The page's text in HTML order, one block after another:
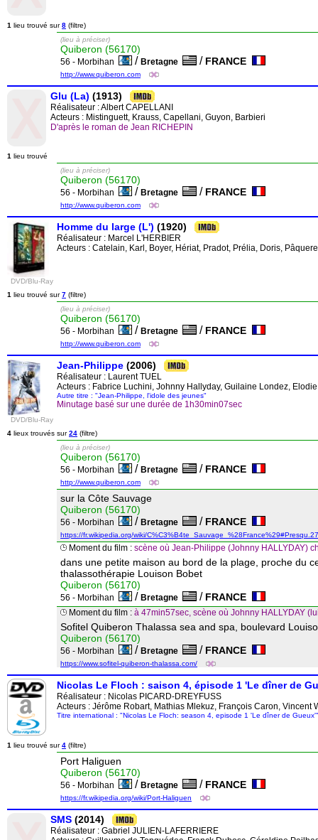
1 lieu trouvé sur8 (filtre)
(lieu à préciser)
Quiberon (56170)
56 - Morbihan / Bretagne / FRANCE
http://www.quiberon.com
Glu (La) (1913)
Réalisateur :Albert CAPELLANI
Acteurs : Mistinguett, Krauss, Capellani, Guyon, Barbieri
D'après le roman de Jean RICHEPIN
1 lieu trouvé
(lieu à préciser)
Quiberon (56170)
56 - Morbihan / Bretagne / FRANCE
http://www.quiberon.com
DVD/Blu-Ray
Homme du large (L') (1920)
Réalisateur : Marcel L'HERBIER
Acteurs : Catelain, Karl, Boyer, Hériat, Pradot, Prélia, Doris,
1 lieu trouvé sur7 (filtre)
(lieu à préciser)
Quiberon (56170)
56 - Morbihan / Bretagne / FRANCE
http://www.quiberon.com
DVD/Blu-Ray
Jean-Philippe (2006)
Réalisateur : Laurent TUEL
Acteurs : Fabrice Luchini, Johnny Hallyday, Guilaine Londez,
Autre titre : "Jean-Philippe, l'idole des jeunes"
Minutage basé sur une durée de 1h30min07sec
4 lieux trouvés sur24 (filtre)
(lieu à préciser)
Quiberon (56170)
56 - Morbihan / Bretagne / FRANCE
http://www.quiberon.com
sur la Côte Sauvage
Quiberon (56170)
56 - Morbihan / Bretagne / FRANCE
https://fr.wikipedia.org/wiki/
Moment du film : scène où Jean-Philippe (Johnny HALLYDAY)
dans une petite maison au bord de la plage, proche du
thalassothérapie Louison Bobet
Quiberon (56170)
56 - Morbihan / Bretagne / FRANCE
Moment du film : à 47min57sec, scène où Johnny HALLYDAY
Sofitel Quiberon Thalassa sea and spa, boulevard
Quiberon (56170)
56 - Morbihan / Bretagne / FRANCE
https://www.sofitel-quiberon-thalassa.com/
Nicolas Le Floch : saison 4, épisode 1 'Le dîner de
Réalisateur : Nicolas PICARD-DREYFUSS
Acteurs : Jérôme Robart, Mathias Mlekuz, François Caron,
Titre international : "Nicolas Le Floch: season 4, episode 1 'Le dîner de Gueux'"
1 lieu trouvé sur4 (filtre)
Port Haliguen
Quiberon (56170)
56 - Morbihan / Bretagne / FRANCE
https://fr.wikipedia.org/wiki/Port-Haliguen
SMS (2014)
Réalisateur : Gabriel JULIEN-LAFERRIERE